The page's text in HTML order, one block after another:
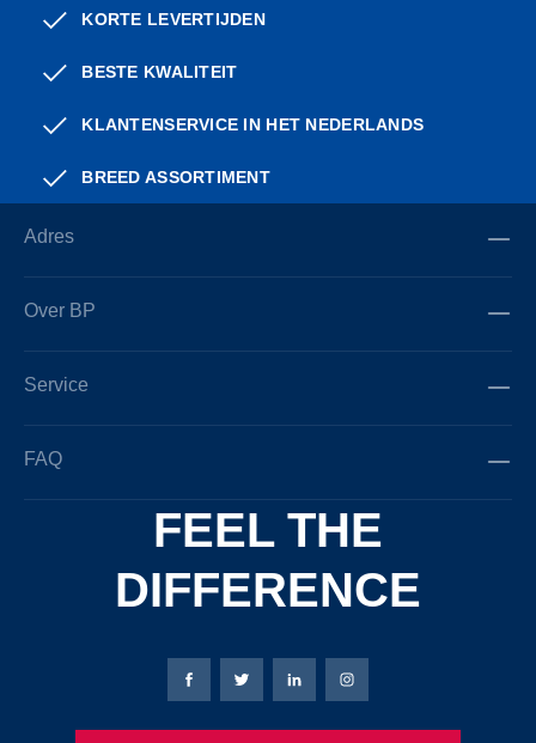
KORTE LEVERTIJDEN
BESTE KWALITEIT
KLANTENSERVICE IN HET NEDERLANDS
BREED ASSORTIMENT
Adres
Over BP
Service
FAQ
FEEL THE
DIFFERENCE
Bierbaum-Proenen Facebook-pagina
Bierbaum-Proenen X-pagina
Bierbaum-Proenen
Bierbaum-Proenen